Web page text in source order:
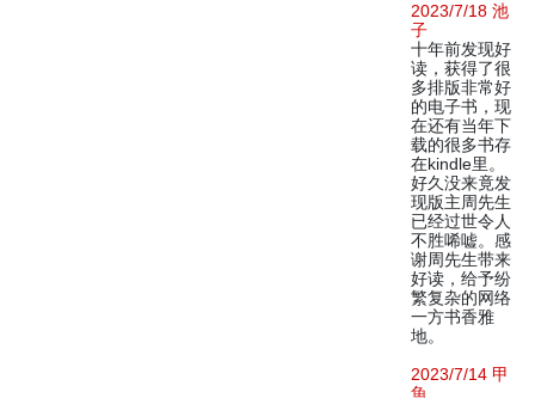
2023/7/18 池
子
十年前发现好
读，获得了很
多排版非常好
的电子书，现
在还有当年下
载的很多书存
在kindle里。
好久没来竟发
现版主周先生
已经过世令人
不胜唏嘘。感
谢周先生带来
好读，给予纷
繁复杂的网络
一方书香雅
地。
2023/7/14 甲
魚